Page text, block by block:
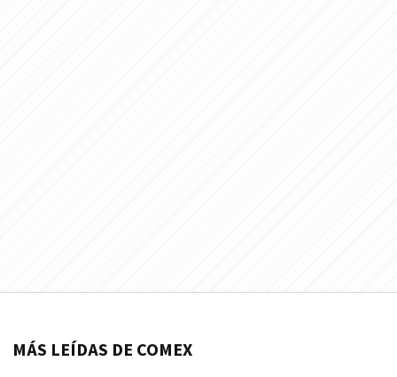
MÁS LEÍDAS DE COMEX